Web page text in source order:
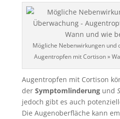
Mögliche Nebenwirkungen und
Augentropfen mit Cortison »
Augentropfen mit Cortison
der Symptomlinderungund
jedoch gibt es auch
Die Augenoberfläche kann